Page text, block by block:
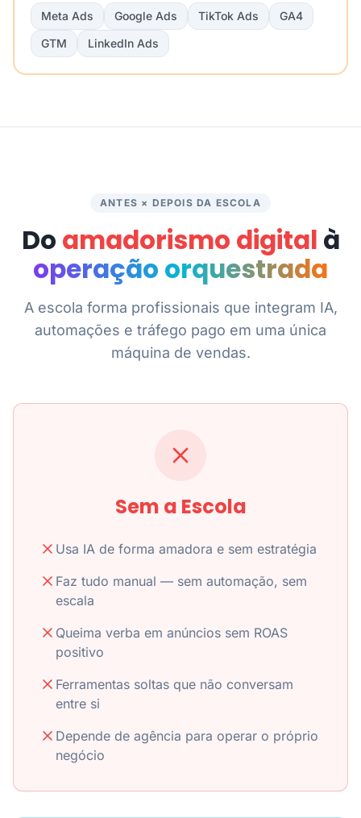
Meta Ads Google Ads TikTok Ads
GA4
GTM
LinkedIn Ads
ANTES × DEPOIS DA ESCOLA
Do amadorismo digital à
operação orquestrada
A escola forma profissionais que integram IA,
automações e tráfego pago em uma única
máquina de vendas.
Sem a Escola
Usa IA de forma amadora e sem estratégia
Faz tudo manual — sem automação, sem
escala
Queima verba em anúncios sem ROAS
positivo
Ferramentas soltas que não conversam
entre si
Depende de agência para operar o próprio
negócio